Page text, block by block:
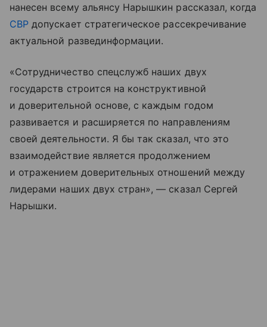
нанесен всему альянсу Нарышкин рассказал, когда
СВР допускает стратегическое рассекречивание
актуальной развединформации.
«Сотрудничество спецслужб наших двух
государств строится на конструктивной
и доверительной основе, с каждым годом
развивается и расширяется по направлениям
своей деятельности. Я бы так сказал, что это
взаимодействие является продолжением
и отражением доверительных отношений между
лидерами наших двух стран», — сказал Сергей
Нарышки.